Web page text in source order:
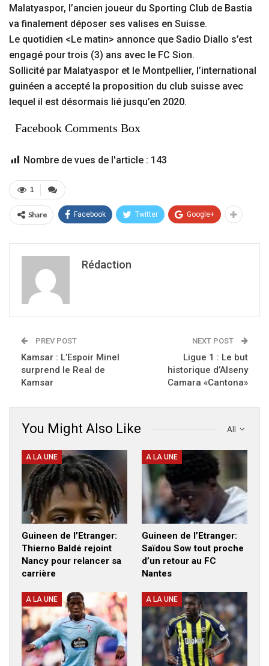
Malatyaspor, l’ancien joueur du Sporting Club de Bastia
va finalement déposer ses valises en Suisse.
Le quotidien <Le matin> annonce que Sadio Diallo s’est
engagé pour trois (3) ans avec le FC Sion.
Sollicité par Malatyaspor et le Montpellier, l’international
guinéen a accepté la proposition du club suisse avec
lequel il est désormais lié jusqu’en 2020.
Facebook Comments Box
Nombre de vues de l'article : 143
1
Share Facebook Twitter Google+
Rédaction
PREV POST
Kamsar : L’Espoir Minel
surprend le Real de
Kamsar
NEXT POST
Ligue 1 : Le but
historique d’Alseny
Camara «Cantona»
All
You Might Also Like
A LA UNE
Guineen de l’Etranger:
Thierno Baldé rejoint
Nancy pour relancer sa
carrière
A LA UNE
Guineen de l’Etranger:
Saïdou Sow tout proche
d’un retour au FC
Nantes
A LA UNE A LA UNE